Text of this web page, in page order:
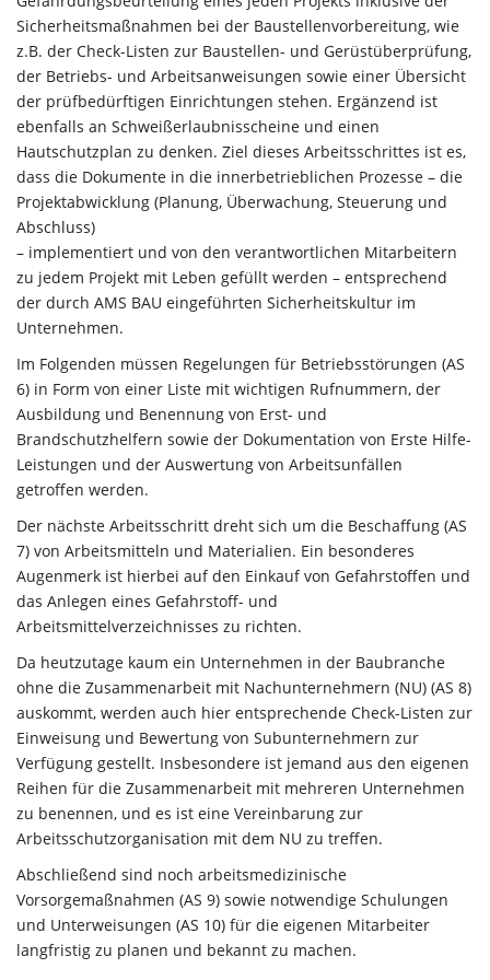
Sicherheitsmaßnahmen bei der Baustellenvorbereitung, wie
z.B. der Check-Listen zur Baustellen- und Gerüstüberprüfung,
der Betriebs- und Arbeitsanweisungen sowie einer Übersicht
der prüfbedürftigen Einrichtungen stehen. Ergänzend ist
ebenfalls an Schweißerlaubnisscheine und einen
Hautschutzplan zu denken. Ziel dieses Arbeitsschrittes ist es,
dass die Dokumente in die innerbetrieblichen Prozesse – die
Projektabwicklung (Planung, Überwachung, Steuerung und
Abschluss)
– implementiert und von den verantwortlichen Mitarbeitern
zu jedem Projekt mit Leben gefüllt werden – entsprechend
der durch AMS BAU eingeführten Sicherheitskultur im
Unternehmen.
Im Folgenden müssen Regelungen für Betriebsstörungen (AS
6) in Form von einer Liste mit wichtigen Rufnummern, der
Ausbildung und Benennung von Erst- und
Brandschutzhelfern sowie der Dokumentation von Erste Hilfe-
Leistungen und der Auswertung von Arbeitsunfällen
getroffen werden.
Der nächste Arbeitsschritt dreht sich um die Beschaffung (AS
7) von Arbeitsmitteln und Materialien. Ein besonderes
Augenmerk ist hierbei auf den Einkauf von Gefahrstoffen und
das Anlegen eines Gefahrstoff- und
Arbeitsmittelverzeichnisses zu richten.
Da heutzutage kaum ein Unternehmen in der Baubranche
ohne die Zusammenarbeit mit Nachunternehmern (NU) (AS 8)
auskommt, werden auch hier entsprechende Check-Listen zur
Einweisung und Bewertung von Subunternehmern zur
Verfügung gestellt. Insbesondere ist jemand aus den eigenen
Reihen für die Zusammenarbeit mit mehreren Unternehmen
zu benennen, und es ist eine Vereinbarung zur
Arbeitsschutzorganisation mit dem NU zu treffen.
Abschließend sind noch arbeitsmedizinische
Vorsorgemaßnahmen (AS 9) sowie notwendige Schulungen
und Unterweisungen (AS 10) für die eigenen Mitarbeiter
langfristig zu planen und bekannt zu machen.